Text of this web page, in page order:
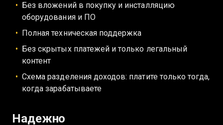
Без вложений в покупку и инсталляцию
оборудования и ПО
Полная техническая поддержка
Без скрытых платежей и только легальный
контент
Схема разделения доходов: платите только тогда,
когда зарабатываете
Надежно